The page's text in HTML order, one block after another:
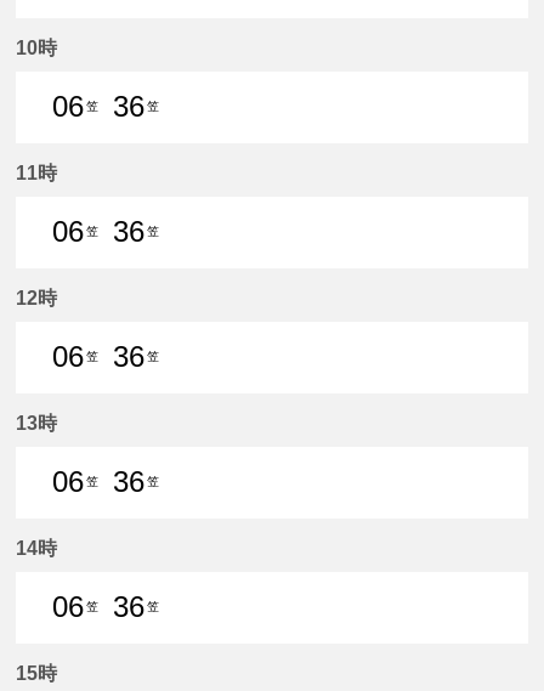
10時
06笠
36笠
11時
06笠
36笠
12時
06笠
36笠
13時
06笠
36笠
14時
06笠
36笠
15時